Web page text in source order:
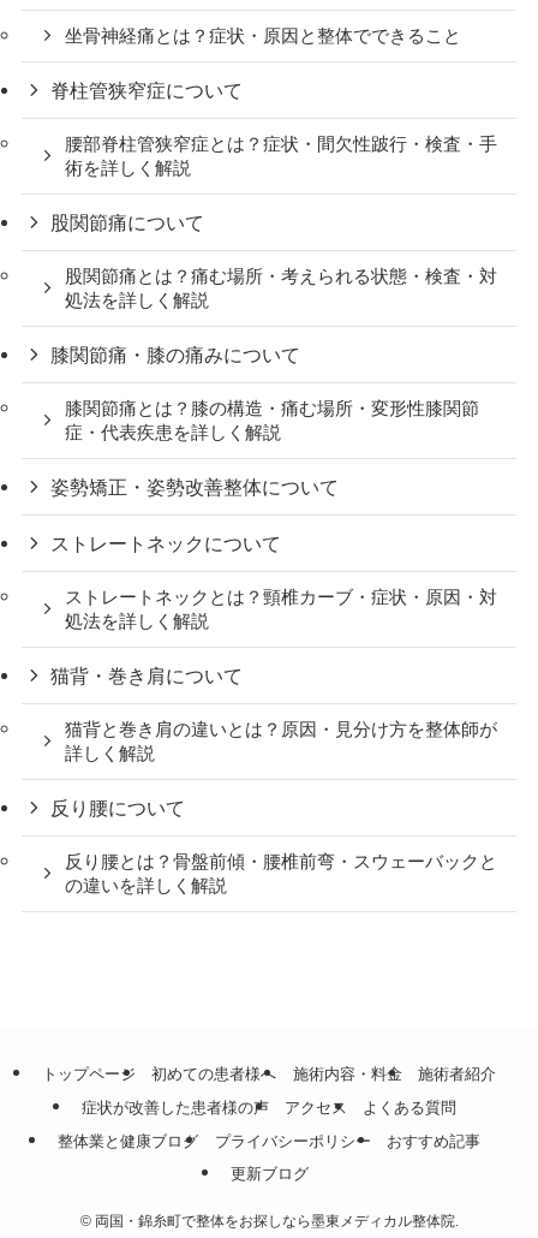
坐骨神経痛とは？症状・原因と整体でできること
脊柱管狭窄症について
腰部脊柱管狭窄症とは？症状・間欠性跛行・検査・手
術を詳しく解説
股関節痛について
股関節痛とは？痛む場所・考えられる状態・検査・対
処法を詳しく解説
膝関節痛・膝の痛みについて
膝関節痛とは？膝の構造・痛む場所・変形性膝関節
症・代表疾患を詳しく解説
姿勢矯正・姿勢改善整体について
ストレートネックについて
ストレートネックとは？頸椎カーブ・症状・原因・対
処法を詳しく解説
猫背・巻き肩について
猫背と巻き肩の違いとは？原因・見分け方を整体師が
詳しく解説
反り腰について
反り腰とは？骨盤前傾・腰椎前弯・スウェーバックと
の違いを詳しく解説
トップページ 初めての患者様へ 施術内容・料金
施術者紹介
症状が改善した患者様の声
アクセス
よくある質問
整体業と健康ブログ
プライバシーポリシー
おすすめ記事
更新ブログ
©両国・錦糸町で整体をお探しなら墨東メディカル整体院.